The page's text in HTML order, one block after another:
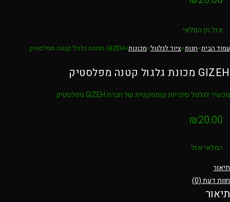
אזל מן המלאי
עמוד הבית>חנות>ציוד לגלגול>מכונות>GIZEH מכונת גלגול קטנה מפלסטיק
GIZEH מכונת גלגול קטנה מפלסטיק
מכשיר לגלגול סיגריות קומפקטית של חברת GIZEH מפלסטיק
₪20.00
המלאי אזל
תיאור
חוות דעת (0)
תיאור